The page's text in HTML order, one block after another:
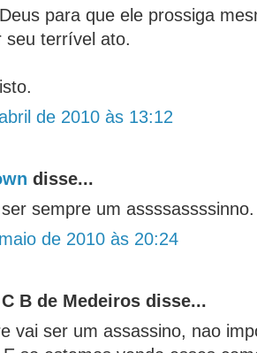
para que ele prossiga
seu terrível ato.
de 2010 às 13:12
disse...
sempre um assssassssinno.
de 2010 às 20:24
B de Medeiros disse...
vai ser um assassino, nao